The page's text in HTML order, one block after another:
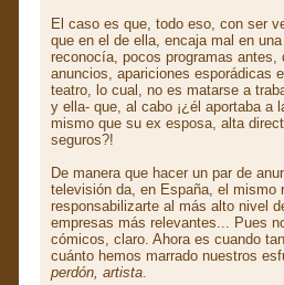
El caso es que, todo eso, con ser
que en el de ella, encaja mal en
reconocía, pocos programas
anuncios, apariciones esporádicas
teatro, lo cual, no es matarse a
y ella- que, al cabo ¡¿él aportaba a
mismo que su ex esposa, alta
seguros?!
De manera que hacer un par de
televisión da, en España, el mismo
responsabilizarte al más alto nivel
empresas más relevantes... Pues
cómicos, claro. Ahora es cuando
cuánto hemos marrado nuestros
perdón, artista.